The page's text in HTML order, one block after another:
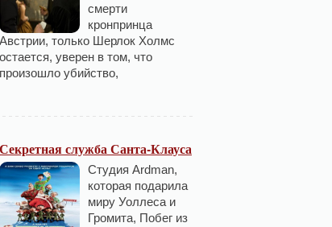
смерти
кронпринца
Австрии, только Шерлок Холмс
остается, уверен в том, что
произошло убийство,
Секретная служба Санта-Клауса
Студия Ardman,
которая подарила
миру Уоллеса и
Громита, Побег из